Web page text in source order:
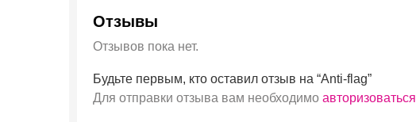
Отзывы
Отзывов пока нет.
Будьте первым, кто оставил отзыв на “Anti-flag”
Для отправки отзыва вам необходимо авторизоваться